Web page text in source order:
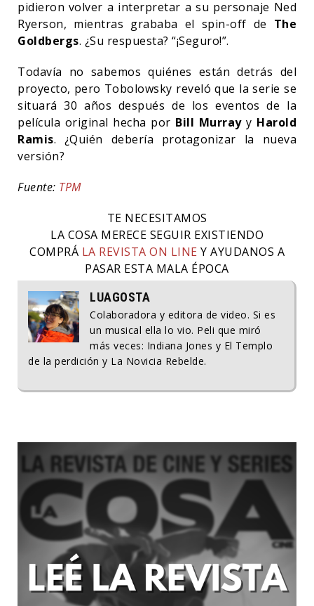
pidieron volver a interpretar a su personaje Ned
Ryerson, mientras grababa el spin-off de The
Goldbergs. ¿Su respuesta? “¡Seguro!”.
Todavía no sabemos quiénes están detrás del
proyecto, pero Tobolowsky reveló que la serie se
situará 30 años después de los eventos de la
película original hecha por Bill Murrayy Harold
Ramis. ¿Quién debería protagonizar la nueva
versión?
Fuente: TPM
TE NECESITAMOS
LA COSA MERECE SEGUIR EXISTIENDO
COMPRÁ LA REVISTA ON LINE Y AYUDANOS A
PASAR ESTA MALA ÉPOCA
LUAGOSTA
Colaboradora y editora de video. Si es
un musical ella lo vio. Peli que miró
más veces: Indiana Jones y El Templo
de la perdición y La Novicia Rebelde.